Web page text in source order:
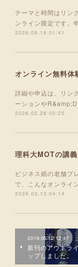
テーマと時間はリン
ンライン限定です。
2026.06.16 01:41
オンライン無料体
詳細や申込は、リン
ーションや
2026.02.28 00:25
ビジネス紙の老舗プ
で、こんなオンライ
2026.02.13 04:14
2019.05.12 12:47
新刊のアウトラ
ップしました。